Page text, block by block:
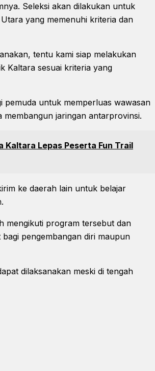
Seleksi akan dilakukan untuk
yang memenuhi kriteria dan
tentu kami siap melakukan
Kaltara sesuai kriteria yang
pemuda untuk memperluas wawasan
jaringan antarprovinsi.
Kaltara Lepas Peserta Fun Trail
ke daerah lain untuk belajar
mengikuti program tersebut dan
pengembangan diri maupun
dilaksanakan meski di tengah